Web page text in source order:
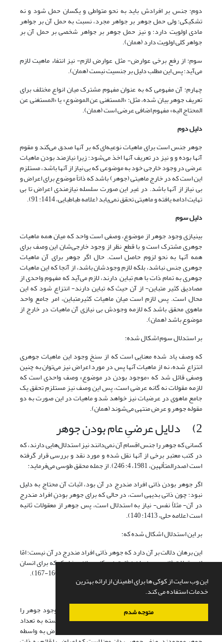
این وب سایت از کوکی ها برای اطمینان از ارائه بهترین
خدمات استفاده می کند.
متوجه شدم
دوم: جنس بر افرادش باید به نحو متواطی و یکسان حمل شود و نه
تشکیکی؛ ولی حمل جوهر بر جواهر مجرد، نسبت به حمل آن بر جواهر
مادی اولویت دارد؛ و نیز حمل جوهر بر جواهر شخصی بر حمل آن بر
جواهر کلی اولویت دارد (همان).
سوم: از رفع برخی عوارض- مثل عوارض لازم- نیز انتفاء ماهیت لازم
می‌آید؛ پس این مطلب دلیل بر جنسیت نیست (همان).
چهارم: آن مفهومی که به عنوان مفهوم مشترک میان انواع مختلف برای
تعریف جوهر بیان شده، مثل: «المستغنی عن الموضوع» یا «المستغنی عن
المحتاج الیه» مفهوم اضافی عرضی است (همان).
دلیل دوم
جوهر جنس است برای ماهیات نوعیه‌ای که بر آنها صدق می‌کند و مقوم
آنها بوده و و نیز در تعریف آنها اخذ می‌شود؛ زیرا نیازمند بودن ماهیات
عرضی در وجود خارجی خود به موضوعی که بی نیاز از آنها باشد، مستلزم
این است که در خارج ماهیتی (جوهر) باشد که ذاتاً موضوع برای اعراض و
بی نیاز از آنها باشد. در غیر این صورت سلسله نیازمندی اعراض تا بی
تهایت ادامه یافته و ماهیتی تحقق نمی‌یابد (علامه طباطبایی، 1414: 91).
دلیل سوم
بی‏نیازی وجود جوهر از موضوع، وصفی است واحد که میان همه ماهیات
جوهری مشترک است و با قطع نظر از وجود خارجی‌شان این وصف برای
همه آنها به نحو لزوم حاصل است. حال اگر جوهر برای آن ماهیات
جوهری جنس نباشد، بلکه لازم وجودشان باشد، از آنجا که این ماهیات
جوهری به تمام ذات با هم تباین دارند، لازم می‌آید که مفهوم واحدی از
مصادیق کثیر متباین- از آن حیث که تباین دارند- انتزاع شود که این
محال است. پس لازم است میان ماهیات کثیرمتباین، امر جامع واحد
ماهوی محقق باشد که لازمه وجودش بی نیازی آن ماهیات در خارج از
موضوع باشد (همان).
بر استدلال سوم اشکال شده:
که وصف یاد شده معنایی است که از سنخ وجود این ماهیات جوهری
انتزاع شده، نه از ماهیات آنها پس در مورد اعراض نیز می‌توان به چنین
وصفی قائل شد که «موجود بودن در موضوع» وصف واحدی است که
لازمه مقولات نه گانه عرضی است، پس این وصف نیز مستلزم تحقق یک
جامع ماهوی در عرضیات نیز خواهد شد و ماهیات در این صورت به دو
مقوله جوهر و عرض منتهی می‌شوند (همان).
2) دلایل عرضیِ عام بودن جوهر
کسانی که جوهر را جنس اقسام آن نمی‌دانند نیز استدلال‌هایی دارند، که
در کتب معتبر برخی از آنها نقل شده و مورد نقد و بررسی قرار گرفته
است (صدرالمتألهین، 1981، 4: 246). از جمله محقق طوسی می‌فرماید:
اگر جوهر بودن ذاتى افراد مندرج در آن بود، اثبات آن‏ محتاج به دلیل
نبود؛ چون ذاتى بدیهى است، در حالی که برای جوهر بودنِ افراد مندرج
در آن- مثلاً نفس- نیاز به استدلال است، پس جوهر از معقولات ثانیه‏
است (علامه حلی، 1413: 140).
بر این استدلال اشکال شده که:
این برهان دلالت بر آن دارد که جوهر ذاتى افراد مندرج در آن نیست؛ امّا
از معقولات ثانیه بودن را نیز ثابت نمی‌کند، مانند ضاحک که براى انسان
احکام جوهر نزد فیلسوفان و متکلّمان متأخر
1) اصل وجود جوهر در خارج امری بدیهی است. هرکس وجود جوهر را
در خارج منکر شود و فقط وجود اعراض را بپذیرد ناخواسته به تعداد
اعراض نه‏گانه قائل به جوهر شده است؛ زیرا تمامی اعراض به واسطه